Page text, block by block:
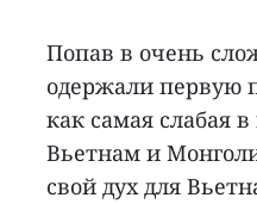
Попав в очень
одержали первую
как самая слабая
Вьетнам и
свой дух для